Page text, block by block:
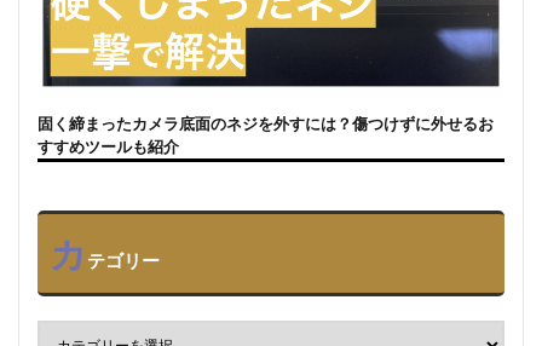
固く締まったカメラ底面のネジを外すには？傷つけずに外せるお
すすめツールも紹介
カ テゴリー